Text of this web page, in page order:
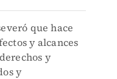
que hace
y alcances
y
y